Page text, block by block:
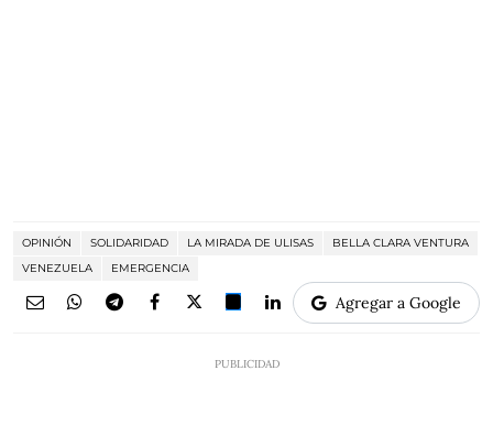
OPINIÓN SOLIDARIDAD LA MIRADA DE ULISAS
BELLA CLARA VENTURA
VENEZUELA
EMERGENCIA
Agregar a Google